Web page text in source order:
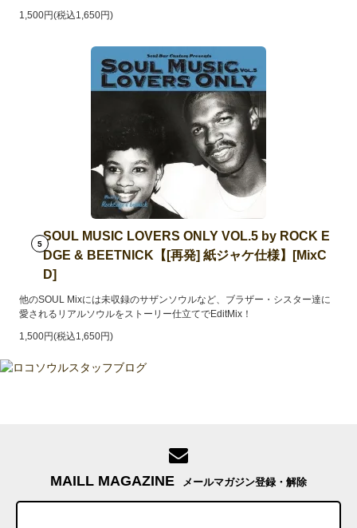
1,500円(税込1,650円)
5
SOUL MUSIC LOVERS ONLY VOL.5 by ROCK E
DGE & BEETNICK【[再発] 紙ジャケ仕様】[MixC
D]
他のSOUL Mixには未収録のサザンソウルなど、ブラザー・シスター達に
愛されるリアルソウルをストーリー仕立てでEditMix！
1,500円(税込1,650円)
MAILL MAGAZINE メールマガジン登録・解除